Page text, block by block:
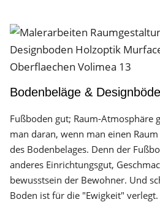
Bodenbeläge &
Fußboden gut; Raum-Atmosphäre
man daran, wenn man einen
des Boden­belages. Denn der
anderes Einrichtungs­gut,
bewusstsein der Bewohner. Und
Boden ist für die "Ewigkeit" verlegt.